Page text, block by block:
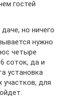
гостей
но ничего
нужно
четыре
соток, да и
установка
для